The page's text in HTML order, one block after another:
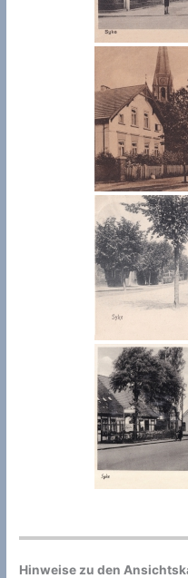
Hinweise zu den